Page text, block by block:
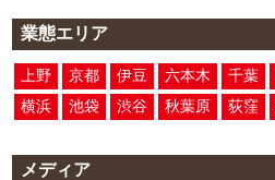
業態エリア
上野 京都 伊豆 六本木 千葉
横浜
池袋 渋谷 秋葉原 荻窪
メディア